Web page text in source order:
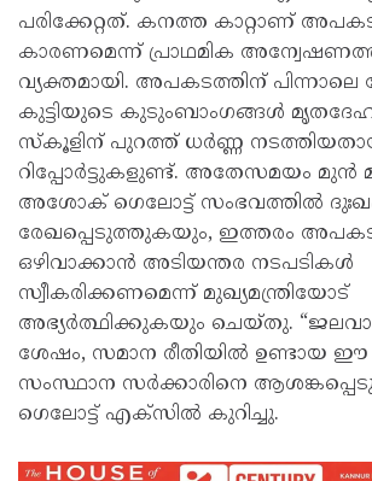
പരിക്കേറ്റത്. കനത്ത കാറ്റാണ്
കാരണമെന്ന് പ്രാഥമിക
വ്യക്തമായി. അപകടത്തിന്
കുട്ടിയുടെ കുടുംബാംഗങ്ങൾ
സ്കൂളിന് പുറത്ത് ധർണ്ണ
റിപ്പോർട്ടുകളുണ്ട്. അതേസമയം മുൻ
അശോക് ഗെലോട്ട് സംഭവത്തിൽ
രേഖപ്പെടുത്തുകയും, ഇത്തരം
ഒഴിവാക്കാൻ അടിയന്തര നടപടികൾ
സ്വീകരിക്കണമെന്ന് മുഖ്യമന്ത്രിയോട്
അഭ്യർത്ഥിക്കുകയും ചെയ്തു.
ശേഷം, സമാന രീതിയിൽ ഉണ്ടായ
സംസ്ഥാന സർക്കാരിനെ
ഗെലോട്ട് എക്‌സിൽ കുറിച്ചു.